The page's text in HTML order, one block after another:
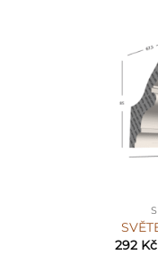
292 Kč